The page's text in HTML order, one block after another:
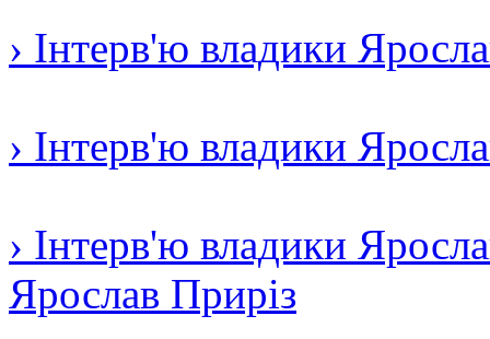
› Інтерв'ю владики
› Інтерв'ю владики
› Інтерв'ю владики
Ярослав Приріз